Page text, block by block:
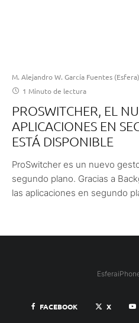
M. Alejandro W. García Fuentes (Esfera)
1 Minuto de lectura
PROSWITCHER, EL
APLICACIONES EN
ESTÁ DISPONIBLE
ProSwitcher es un nuevo
segundo plano. Gracias a
las aplicaciones en segundo
FACEBOOK X